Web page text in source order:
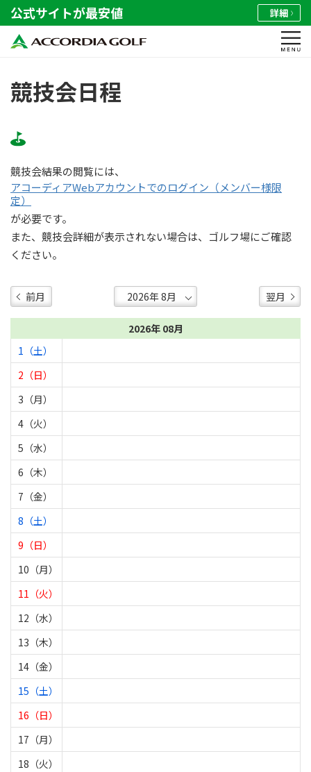
公式サイトが最安値 詳細
競技会日程
競技会結果の閲覧には、
アコーディアWebアカウントでのログイン（メンバー様限
定）
が必要です。
また、競技会詳細が表示されない場合は、ゴルフ場にご確認
ください。
前月 翌月
2026年 08月
1（土）
2（日）
3（月）
4（火）
5（水）
6（木）
7（金）
8（土）
9（日）
10（月）
11（火）
12（水）
13（木）
14（金）
15（土）
16（日）
17（月）
18（火）